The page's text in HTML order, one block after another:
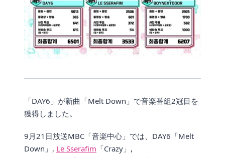
「DAY6」が新曲「Melt Down」で音楽番組2冠目を
獲得しました。
9月21日放送MBC「音楽中心」では、DAY6「Melt
Down」, Le Sserafim 「Crazy」,